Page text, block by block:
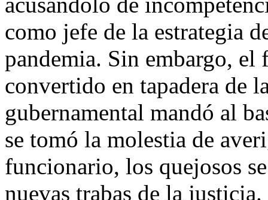
como jefe de la estrategia
pandemia. Sin embargo,
convertido en tapadera de
gubernamental mandó al
se tomó la molestia de
funcionario, los quejosos
nuevas trabas de la